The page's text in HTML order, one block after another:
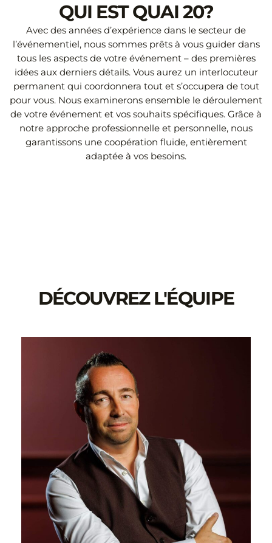
QUI EST QUAI 20?
Avec des années d’expérience dans le secteur de
l’événementiel, nous sommes prêts à vous guider dans
tous les aspects de votre événement – ​​des premières
idées aux derniers détails. Vous aurez un interlocuteur
permanent qui coordonnera tout et s’occupera de tout
pour vous. Nous examinerons ensemble le déroulement
de votre événement et vos souhaits spécifiques. Grâce à
notre approche professionnelle et personnelle, nous
garantissons une coopération fluide, entièrement
adaptée à vos besoins.
DÉCOUVREZ L'ÉQUIPE